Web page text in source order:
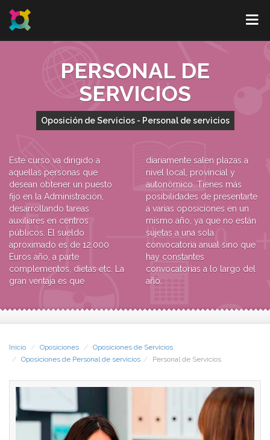
PERSONAL DE
SERVICIOS
Oposición de Servicios - Personal de servicios
Este curso va dirigido a
aquellas personas que
desean obtener un puesto
fijo en la Administración,
desarrollando tareas
auxiliares en centros
públicos. El sueldo
aproximado es de 12.000
Euros año, a parte
complementos, dietas etc. La
gran ventaja es que
diariamente salen plazas a
nivel local, provincial y
autonómico. Tienes más
posibilidades de presentarte
a varias oposiciones en un
mismo año, ya que no están
sujetas a una sola
convocatoria anual sino que
hay constantes
convocatorias a lo largo del
año.
Inicio Oposiciones
Oposiciones de Servicios
Oposiciones de Personal de servicios
Personal de Servicios